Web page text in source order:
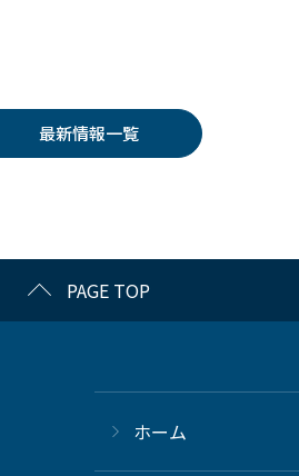
最新情報一覧
PAGE TOP
ホーム